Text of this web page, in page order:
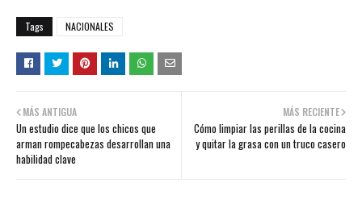
Tags NACIONALES
MÁS RECIENTE
Cómo limpiar las perillas de la cocina
y quitar la grasa con un truco casero
MÁS ANTIGUA
Un estudio dice que los chicos que
arman rompecabezas desarrollan una
habilidad clave